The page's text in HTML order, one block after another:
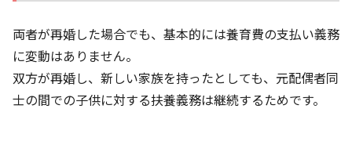
両者が再婚した場合でも、基本的には養育費の支払い義務
に変動はありません。
双方が再婚し、新しい家族を持ったとしても、元配偶者同
士の間での子供に対する扶養義務は継続するためです。